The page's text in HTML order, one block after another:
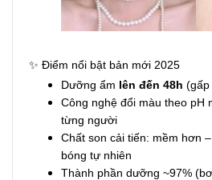
✨ Điểm nổi bật bản mới 2025
Dưỡng ẩm lên đến 48h (gấp
Công nghệ đổi màu theo pH
từng người
Chất son cải tiến: mềm hơn
bóng tự nhiên
Thành phần dưỡng ~97%